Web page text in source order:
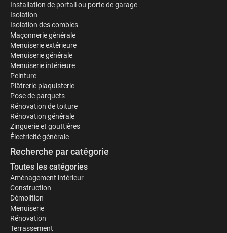
Installation de portail ou porte de garage
Isolation
Isolation des combles
Maçonnerie générale
Menuiserie extérieure
Menuiserie générale
Menuiserie intérieure
Peinture
Plâtrerie plaquisterie
Pose de parquets
Rénovation de toiture
Rénovation générale
Zinguerie et gouttières
Électricité générale
Recherche par catégorie
Toutes les catégories
Aménagement intérieur
Construction
Démolition
Menuiserie
Rénovation
Terrassement